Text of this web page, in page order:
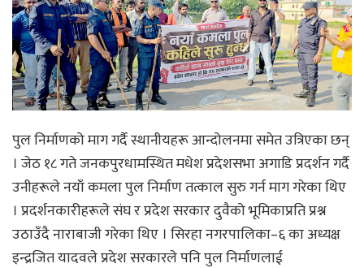
पुल निर्माणको माग गर्दै स्थानीयहरू आन्दोलनमा समेत उत्रिएका छन्
। जेठ १८ गते जनकपुरधामस्थित मधेश प्रदेशसभा अगाडि प्रदर्शन गर्दै
उनीहरूले नयाँ कमला पुल निर्माण तत्काल सुरु गर्न माग गरेका थिए
। प्रदर्शनकारीहरूले संघ र प्रदेश सरकार दुवैको भूमिकाप्रति प्रश्न
उठाउँदै नाराबाजी गरेका थिए । सिरहा नगरपालिका–६ का अध्यक्ष
इन्द्रजित यादवले प्रदेश सरकारले पनि पुल निर्माणलाई